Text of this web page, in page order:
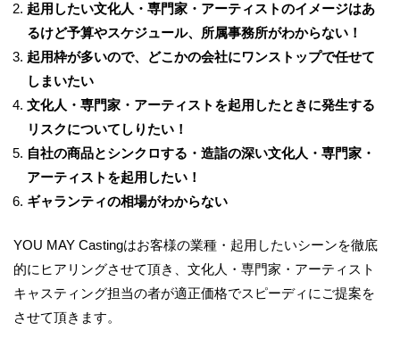
起用したい文化人・専門家・アーティストのイメージはあ
るけど予算やスケジュール、所属事務所がわからない！
起用枠が多いので、どこかの会社にワンストップで任せて
しまいたい
文化人・専門家・アーティストを起用したときに発生する
リスクについてしりたい！
自社の商品とシンクロする・造詣の深い文化人・専門家・
アーティストを起用したい！
ギャランティの相場がわからない
YOU MAY Castingはお客様の業種・起用したいシーンを徹底
的にヒアリングさせて頂き、 文化人・専門家・アーティスト
キャスティング担当の者が適正価格でスピーディにご提案を
させて頂きます。